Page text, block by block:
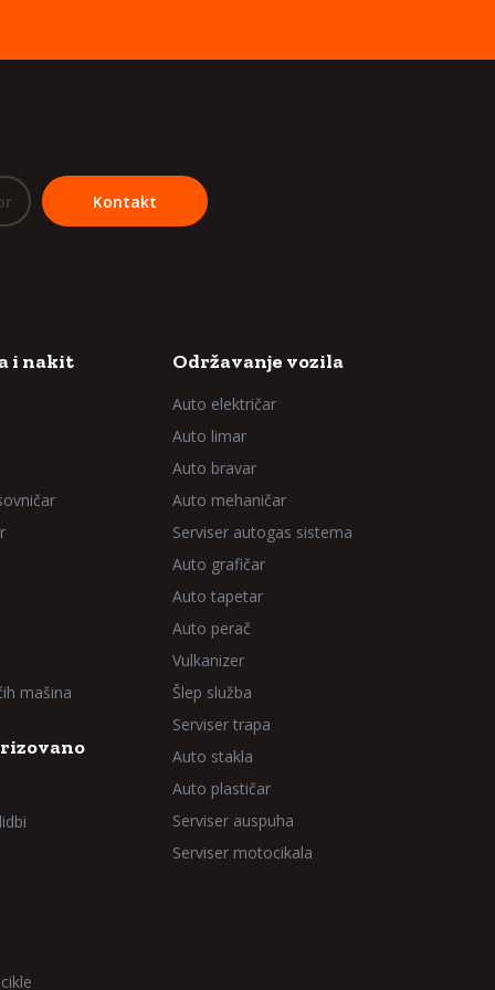
Kontakt
i nakit
mašina
Održavanje vozila
Auto električar
Auto limar
Auto bravar
Auto mehaničar
Serviser autogas sistema
Auto grafičar
Auto tapetar
Auto perač
Vulkanizer
Šlep služba
Serviser trapa
Auto stakla
Auto plastičar
Serviser auspuha
Serviser motocikala